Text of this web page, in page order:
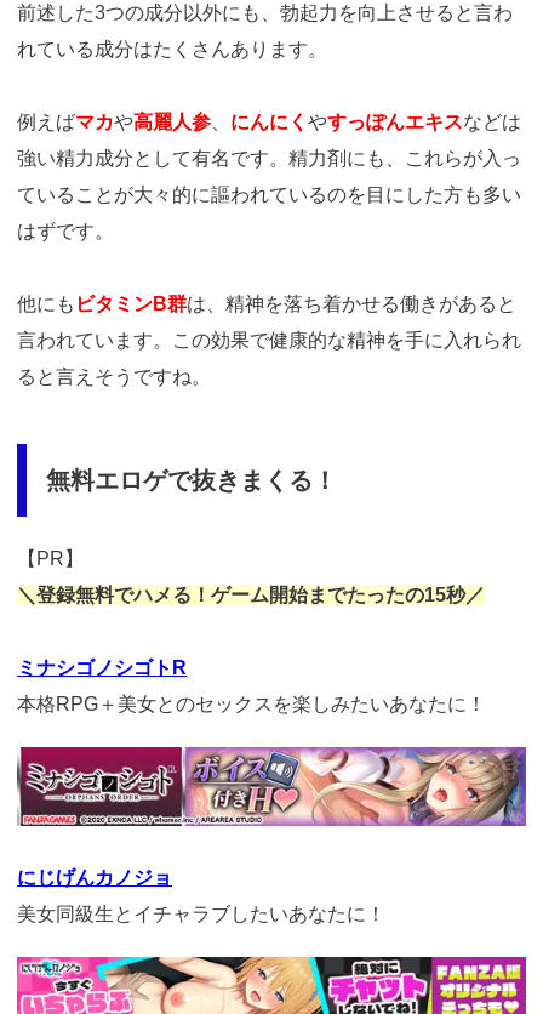
前述した3つの成分以外にも、勃起力を向上させると言わ
れている成分はたくさんあります。
例えばマカや高麗人参 にんにく やすっぽんエキスなどは
強い精力成分として有名です。精力剤にも、これらが入っ
ていることが大々的に謳われているのを目にした方も多い
はずです。
他にも ビタミンB群は、精神を落ち着かせる働きがあると
言われています。この効果で健康的な精神を手に入れられ
ると言えそうですね。
無料エロゲで抜きまくる！
【PR】
＼登録無料でハメる！ゲーム開始までたったの15秒／
ミナシゴノシゴトR
本格RPG＋美女とのセックスを楽しみたいあなたに！
https://cv-
measurement.com/ad/p/r?
medium=261&ad=1028&creative=908
にじげんカノジョ
美女同級生とイチャラブしたいあなたに！
https://cv-
measurement.com/ad/p/r?